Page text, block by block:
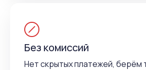
Без комиссий
Нет скрытых платежей, берём